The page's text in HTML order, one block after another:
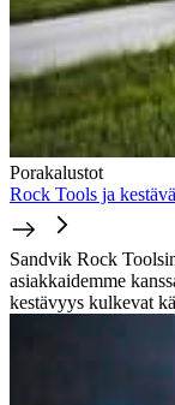
Porakalustot
Rock Tools ja
Sandvik Rock
asiakkaidemme
kestävyys kulkevat